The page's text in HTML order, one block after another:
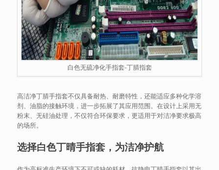
白色无硫净化手指套-丁腈指套
高洁净丁腈手指套不仅具备耐热、耐磨特性，还能适应多种化学溶
剂、油脂的接触环境，进一步拓展了其应用范围。在设计上采用无
粉末、无硅油处理，不仅符合环保要求，更适用于对洁净要求极高
的场所。
选择白色丁晴手指套，为洁净护航